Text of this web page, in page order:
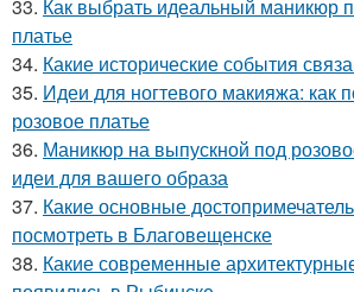
33. Как выбрать идеальный маникюр
платье
34. Какие исторические события
35. Идеи для ногтевого макияжа: как
розовое платье
36. Маникюр на выпускной под
идеи для вашего образа
37. Какие основные
посмотреть в Благовещенске
38. Какие современные